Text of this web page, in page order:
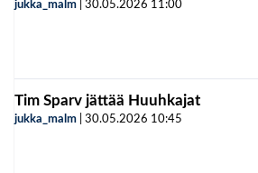
jukka_malm 30.05.2026 11:00
Tim Sparv jättää Huuhkajat
jukka_malm 30.05.2026 10:45